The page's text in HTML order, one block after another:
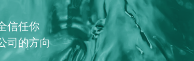
信任你
司的方向